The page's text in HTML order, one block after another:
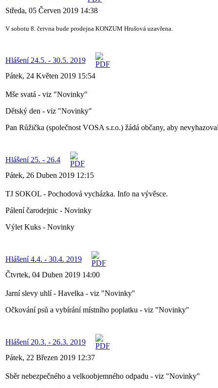
Středa, 05 Červen 2019 14:38
V sobotu 8. června bude prodejna KONZUM Hrušová uzavřena.
Hlášení 24.5. - 30.5. 2019
Pátek, 24 Květen 2019 15:54
Mše svatá - viz "Novinky"
Dětský den - viz "Novinky"
Pan Růžička (společnost VOSA s.r.o.) žádá občany, aby
Hlášení 25. - 26.4
Pátek, 26 Duben 2019 12:15
TJ SOKOL - Pochodová vycházka. Info na vývěsce.
Pálení čarodejnic - Novinky
Výlet Kuks - Novinky
Hlášení 4.4. - 30.4. 2019
Čtvrtek, 04 Duben 2019 14:00
Jarní slevy uhlí - Havelka - viz "Novinky"
Očkování psů a vybírání místního poplatku - viz "Novinky"
Hlášení 20.3. - 26.3. 2019
Pátek, 22 Březen 2019 12:37
Sběr nebezpečného a velkoobjemného odpadu - viz "Novinky"